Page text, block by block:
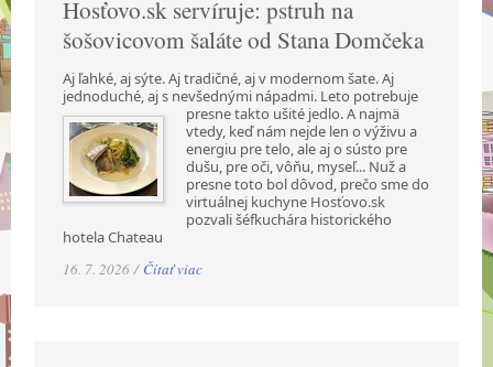
Hosťovo.sk servíruje: pstruh na
šošovicovom šaláte od Stana Domčeka
Aj ľahké, aj sýte. Aj tradičné, aj v modernom šate. Aj
jednoduché, aj s nevšednými nápadmi. Leto potrebuje
presne takto ušité jedlo. A najmä
vtedy, keď nám nejde len o výživu a
energiu pre telo, ale aj o sústo pre
dušu, pre oči, vôňu, myseľ... Nuž a
presne toto bol dôvod, prečo sme do
virtuálnej kuchyne Hosťovo.sk
pozvali šéfkuchára historického
hotela Chateau
16. 7. 2026 / Čítať viac